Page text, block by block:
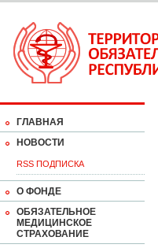
ГЛАВНАЯ
НОВОСТИ
RSS ПОДПИСКА
О ФОНДЕ
ОБЯЗАТЕЛЬНОЕ
МЕДИЦИНСКОЕ
СТРАХОВАНИЕ